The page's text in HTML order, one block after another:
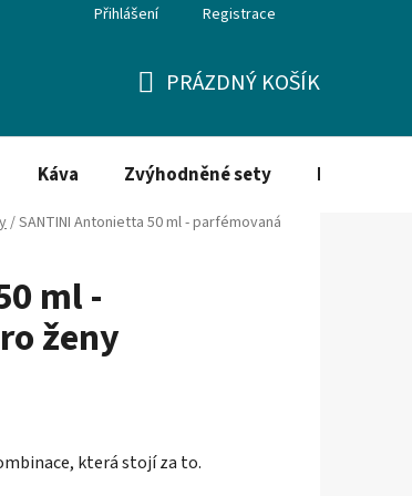
Přihlášení Registrace
KOŠÍK
PRÁZDNÝ KOŠÍK
Káva Zvýhodněné sety Dezinfekce
/SANTINI Antonietta 50 ml - parfémovaná
ml -
ženy
která stojí za to.